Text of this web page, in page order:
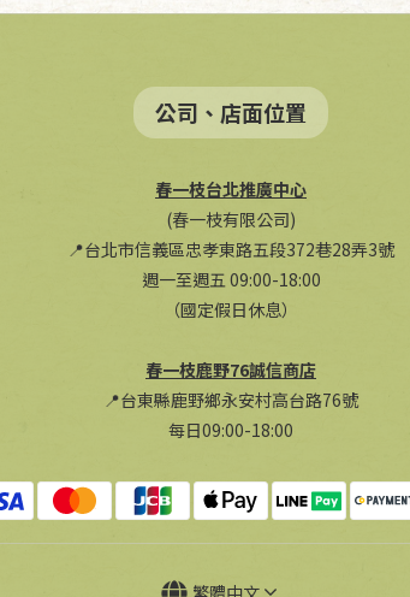
公司、店面位置
春一枝台北推廣中心
(春一枝有限公司)
📍台北市信義區忠孝東路五段372巷28弄3號
週一至週五 09:00-18:00
（國定假日休息）
春一枝鹿野76誠信商店
📍台東縣鹿野鄉永安村高台路76號
每日09:00-18:00
繁體中文